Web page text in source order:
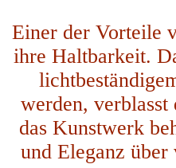
Einer der Vorteile
ihre Haltbarkeit.
werden,
das Kunstwerk
und Eleganz